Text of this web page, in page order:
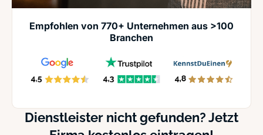
Empfohlen von 770+ Unternehmen aus >100
Branchen
Dienstleister nicht gefunden? Jetzt